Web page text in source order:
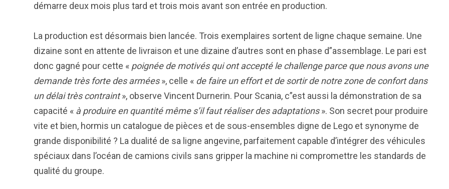
démarre deux mois plus tard et trois mois avant son entrée en production.
La production est désormais bien lancée. Trois exemplaires sortent de ligne chaque semaine. Une
dizaine sont en attente de livraison et une dizaine d’autres sont en phase d”assemblage. Le pari est
donc gagné pour cette « poignée de motivés qui ont accepté le challenge parce que nous avons une
demande très forte des armées», celle « de faire un effort et de sortir de notre zone de confort dans
un délai très contraint», observe Vincent Durnerin. Pour Scania, c”est aussi la démonstration de sa
capacité « à produire en quantité même s’il faut réaliser des adaptations». Son secret pour produire
vite et bien, hormis un catalogue de pièces et de sous-ensembles digne de Lego et synonyme de
grande disponibilité ? La dualité de sa ligne angevine, parfaitement capable d’intégrer des véhicules
spéciaux dans l’océan de camions civils sans gripper la machine ni compromettre les standards de
qualité du groupe.